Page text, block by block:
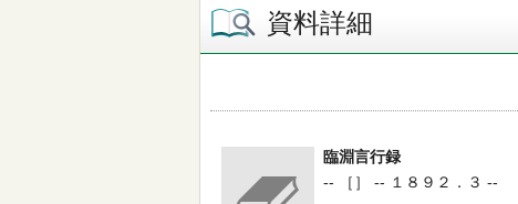
資料詳細
臨淵言行録
-- ［］ -- １８９２．３ --